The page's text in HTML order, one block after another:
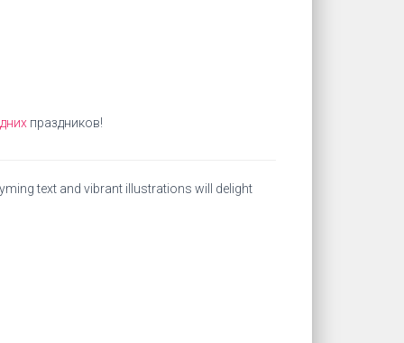
праздников!
text and vibrant illustrations will delight